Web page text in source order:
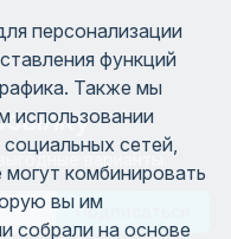
варианты.
персонализации
функций
Также мы
использовании
сетей,
комбинировать
вы им
собрали на основе